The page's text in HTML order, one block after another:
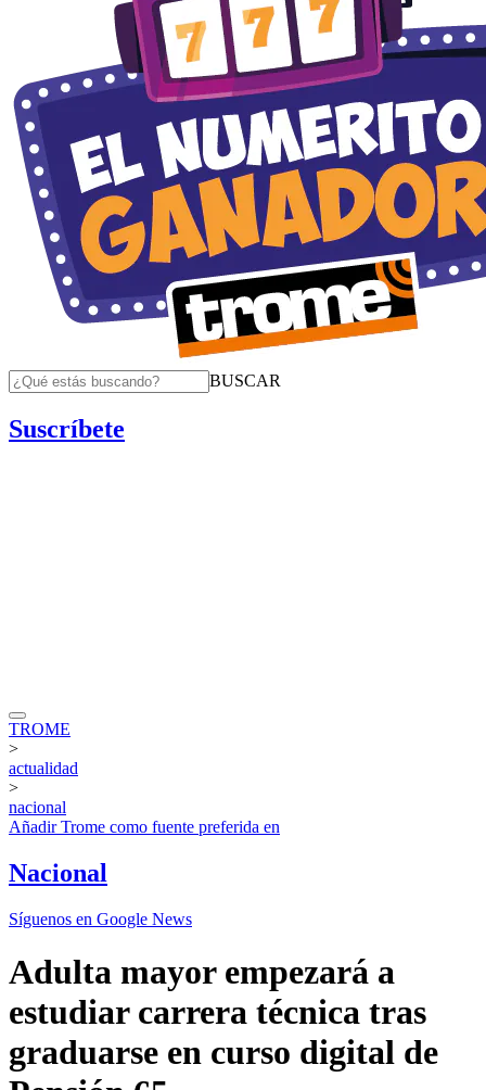
BUSCAR
Suscríbete
TROME
>
actualidad
>
nacional
AñadirTrome como fuente preferida en
Nacional
Síguenos en Google News
Adulta mayor empezará a
estudiar carrera técnica tras
graduarse en curso digital de